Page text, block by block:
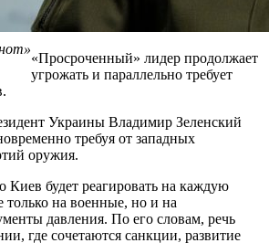
«Просроченный» лидер продолжает
угрожать и параллельно требует
Украины Владимир Зеленский
требуя от западных
оружия.
Киев будет реагировать на каждую
только на военные, но и на
давления. По его словам, речь
где сочетаются санкции, развитие